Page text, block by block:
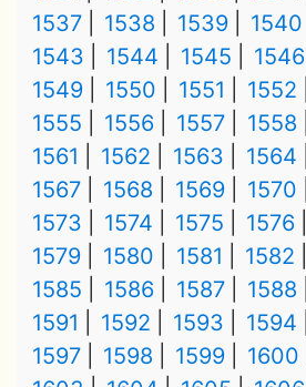
1537
1538 1539 1540
1543
1544 1545 1546
1549
1550 1551 1552
1555
1556 1557 1558
1561
1562 1563 1564
1567
1568 1569 1570
1573
1574 1575 1576
1579
1580 1581 1582
1585
1586 1587 1588
1591
1592 1593 1594
1597
1598 1599 1600